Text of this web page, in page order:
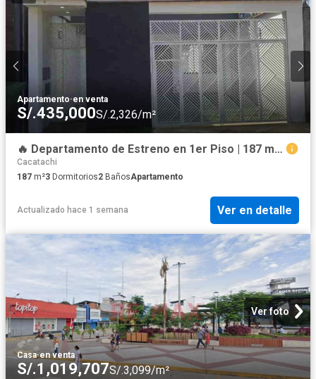
Apartamento·en venta
S/.435,000S/.2,326/m²
🔥 Departamento de Estreno en 1er Piso | 187 m² | Jardín + Cochera | Jr. Bolognesi | S/435,000
Cacatachi
187 m²3 Dormitorios2 BañosApartamento
Actualizado hace 1 semana Ver en detalle
Ver foto
Casa·en venta
S/.1,019,707S/.3,099/m²